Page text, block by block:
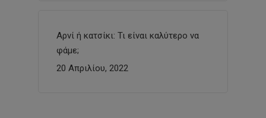
Αρνί ή κατσίκι: Τι είναι καλύτερο να
φάμε;
20 Απριλίου, 2022